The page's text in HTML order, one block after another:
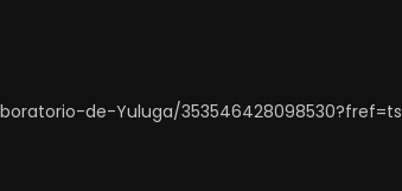
de-Yuluga/353546428098530?fref=ts